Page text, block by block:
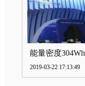
2019-03-22 17:13:49